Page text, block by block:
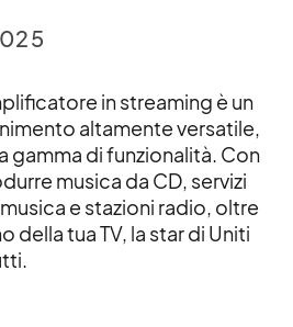
in streaming è un
altamente versatile,
gamma di funzionalità. Con
musica da CD, servizi
e stazioni radio, oltre
della tua TV, la star di Uniti